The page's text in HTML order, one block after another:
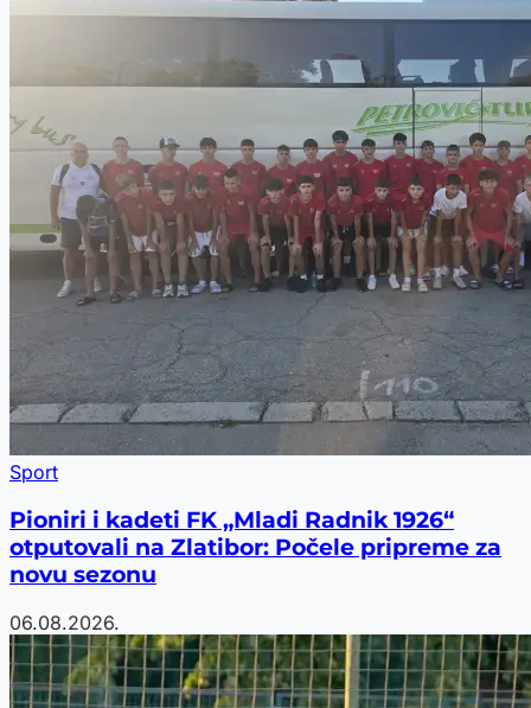
Sport
Pioniri i kadeti FK „Mladi Radnik 1926“
otputovali na Zlatibor: Počele pripreme za
novu sezonu
06.08.2026.